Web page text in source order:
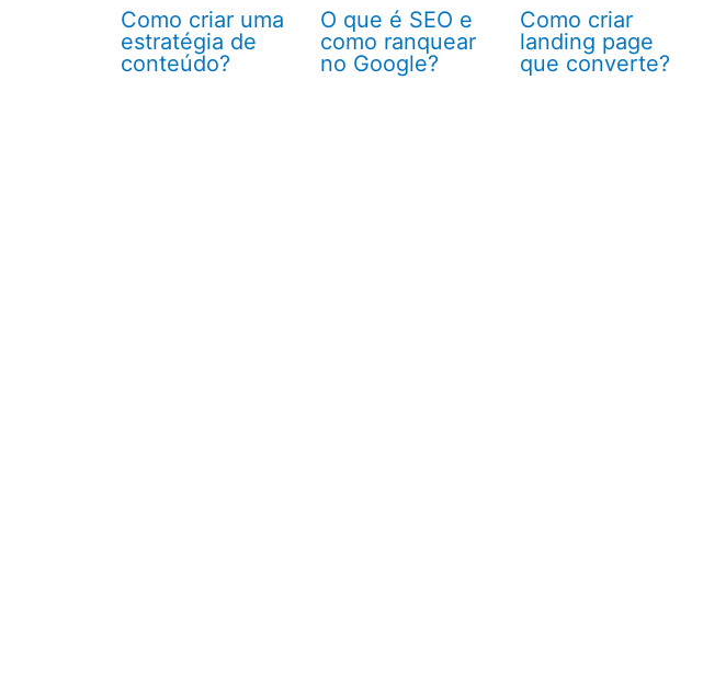
Como criar uma
estratégia de
conteúdo?
O que é SEO e
como ranquear
no Google?
Como criar
landing page
que converte?